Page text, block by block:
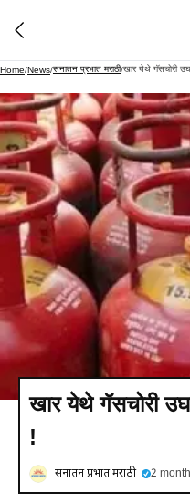
Home/News/सनातन प्रभात मराठी/खार येथे गॅसचोरी
खार येथे गॅसचोरी
!
सनातन प्रभात मराठी 2